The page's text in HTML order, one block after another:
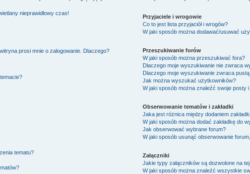
nieprawidłowy czas!
prosi mnie o zalogowanie. Dlaczego?
tematu?
Przyjaciele i wrogowie
Co to jest lista przyjaciół i wrogów?
W jaki sposób można dodawać/usuwać
Przeszukiwanie forów
W jaki sposób można przeszukiwać fora?
Dlaczego moje wyszukiwanie nie zwraca
Dlaczego moje wyszukiwanie zwraca
Jak można wyszukać użytkowników?
W jaki sposób można znaleźć swoje posty
Obserwowanie tematów i zakładki
Jaka jest różnica między dodaniem
W jaki sposób można dodać zakładkę do
Jak obserwować wybrane forum?
W jaki sposób usunąć obserwowanie
Załączniki
Jakie typy załączników są dozwolone na
W jaki sposób można znaleźć wszystkie